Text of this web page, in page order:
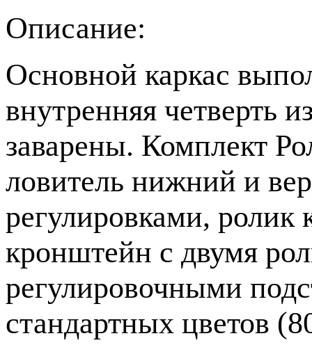
Описание:
Основной каркас
внутренняя четверть
заварены. Комплект
ловитель нижний и
регулировками, ролик
кронштейн с двумя
регулировочными
стандартных цветов